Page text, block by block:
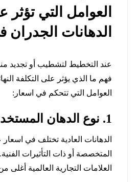
العوامل التي تؤثر
الدهانات
عند التخطيط لتشطيب أو تجديد
فهم ما الذي يؤثر على التكلفة
العوامل التي تتحكم في اسعار:
1. نوع الدهان المستخدم
الدهانات العادية تختلف في اسعار
المتخصصة أو ذات التأثيرات
العلامات التجارية العالمية أغلى